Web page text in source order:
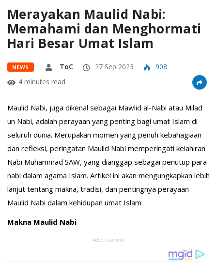
Merayakan Maulid Nabi:
Memahami dan Menghormati
Hari Besar Umat Islam
NEWS ToC 27 Sep 2023
908
4 minutes read
Maulid Nabi, juga dikenal sebagai Mawlid al-Nabi atau Milad
un Nabi, adalah perayaan yang penting bagi umat Islam di
seluruh dunia. Merupakan momen yang penuh kebahagiaan
dan refleksi, peringatan Maulid Nabi memperingati kelahiran
Nabi Muhammad SAW, yang dianggap sebagai penutup para
nabi dalam agama Islam. Artikel ini akan mengungkapkan lebih
lanjut tentang makna, tradisi, dan pentingnya perayaan
Maulid Nabi dalam kehidupan umat Islam.
Makna Maulid Nabi
Advertisement